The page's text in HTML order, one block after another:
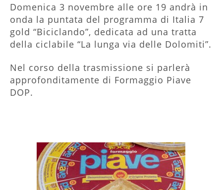
Domenica 3 novembre alle ore 19 andrà in
onda la puntata del programma di Italia 7
gold “Biciclando”, dedicata ad una tratta
della ciclabile “La lunga via delle Dolomiti”.
Nel corso della trasmissione si parlerà
approfonditamente di Formaggio Piave
DOP.